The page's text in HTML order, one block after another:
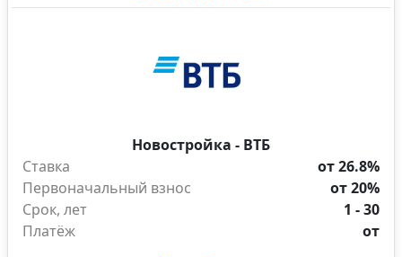
Новостройка - ВТБ
Ставка
от 26.8%
Первоначальный взнос
от 20%
Срок, лет
1 - 30
Платёж
от